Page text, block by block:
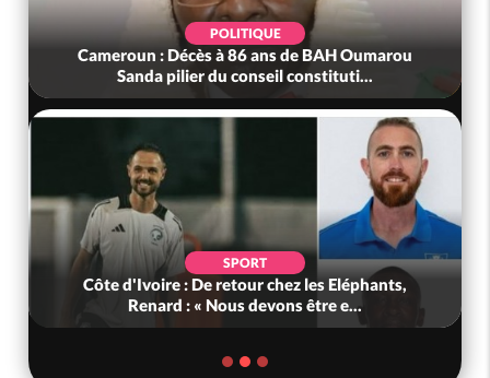
POLITIQUE
Cameroun : Décès à 86 ans de BAH Oumarou
Sanda pilier du conseil constituti...
SPORT
Côte d'Ivoire : De retour chez les Eléphants,
Renard : « Nous devons être e...